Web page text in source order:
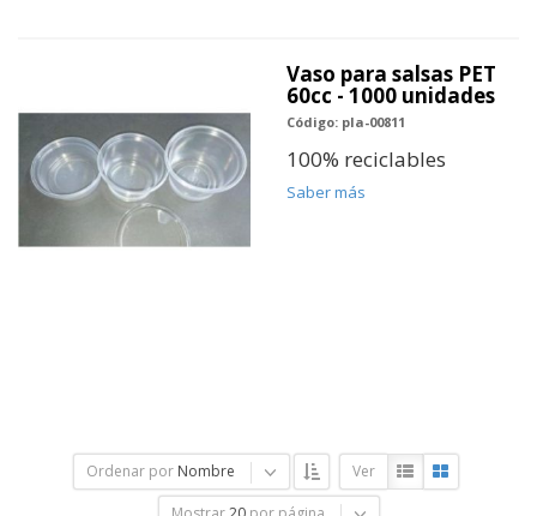
Vaso para salsas PET
60cc - 1000 unidades
Código: pla-00811
100% reciclables
Saber más
Ordenar por Nombre Ver